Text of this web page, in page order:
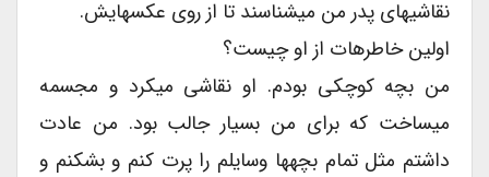
نقاشیهای پدر من میشناسند تا از روی عکسهایش.
اولین خاطرهات از او چیست؟
من بچه کوچکی بودم. او نقاشی میکرد و مجسمه
میساخت که برای من بسیار جالب بود. من عادت
داشتم مثل تمام بچهها وسایلم را پرت کنم و بشکنم و